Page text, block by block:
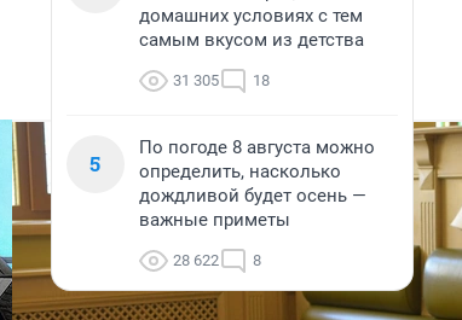
домашних условиях с тем
самым вкусом из детства
31 305 18
5
По погоде 8 августа можно
определить, насколько
дождливой будет осень —
важные приметы
28 622 8